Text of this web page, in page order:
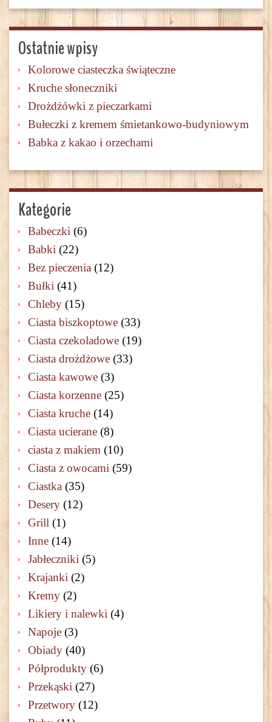
Ostatnie wpisy
Kolorowe ciasteczka świąteczne
Kruche słoneczniki
Drożdżówki z pieczarkami
Bułeczki z kremem śmietankowo-budyniowym
Babka z kakao i orzechami
Kategorie
Babeczki (6)
Babki (22)
Bez pieczenia (12)
Bułki (41)
Chleby (15)
Ciasta biszkoptowe (33)
Ciasta czekoladowe (19)
Ciasta drożdżowe (33)
Ciasta kawowe (3)
Ciasta korzenne (25)
Ciasta kruche (14)
Ciasta ucierane (8)
ciasta z makiem (10)
Ciasta z owocami (59)
Ciastka (35)
Desery (12)
Grill (1)
Inne (14)
Jabłeczniki (5)
Krajanki (2)
Kremy (2)
Likiery i nalewki (4)
Napoje (3)
Obiady (40)
Półprodukty (6)
Przekąski (27)
Przetwory (12)